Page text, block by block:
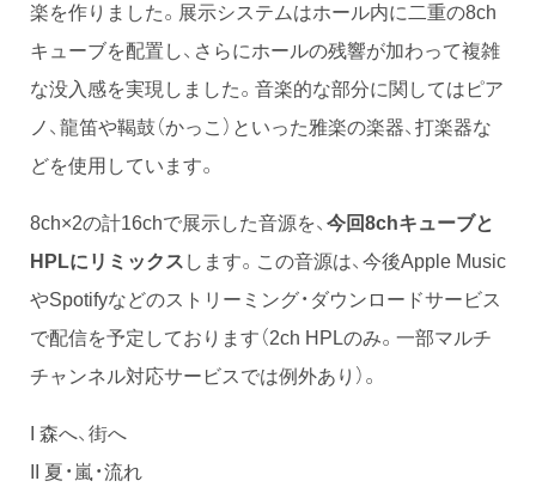
楽を作りました。展示システムはホール内に二重の8ch
キューブを配置し、さらにホールの残響が加わって複雑
な没入感を実現しました。音楽的な部分に関してはピア
ノ、龍笛や鞨鼓（かっこ）といった雅楽の楽器、打楽器な
どを使用しています。
8ch×2の計16chで展示した音源を、今回8chキューブと
HPLにリミックスします。この音源は、今後Apple Music
やSpotifyなどのストリーミング・ダウンロードサービス
で配信を予定しております（2ch HPLのみ。一部マルチ
チャンネル対応サービスでは例外あり）。
I 森へ、街へ
II 夏・嵐・流れ